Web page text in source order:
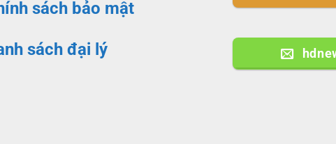
sách bảo mật
sách đại lý